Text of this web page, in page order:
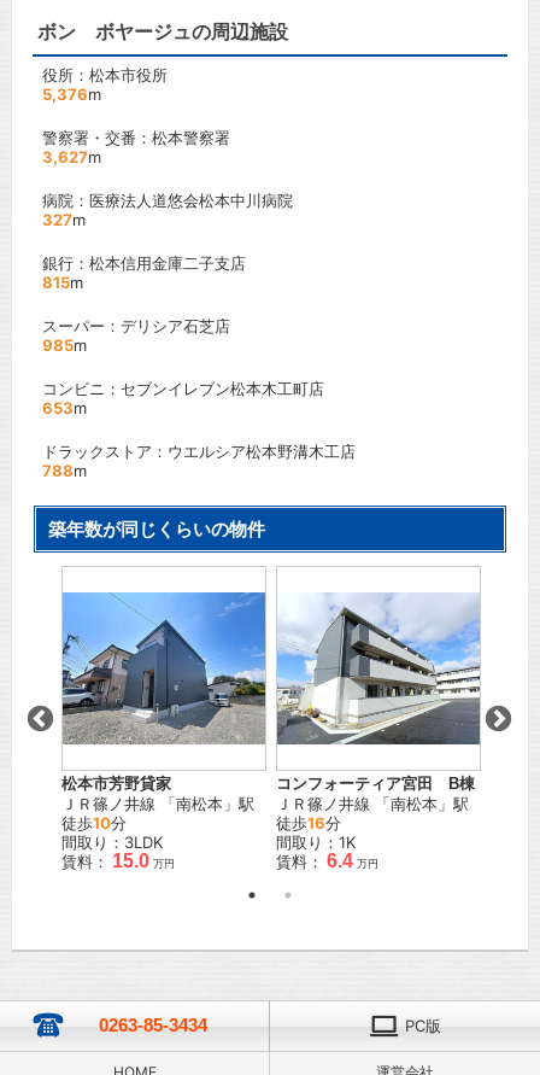
ボン ボヤージュの周辺施設
役所：松本市役所
5,376m
警察署・交番：松本警察署
3,627m
病院：医療法人道悠会松本中川病院
327m
銀行：松本信用金庫二子支店
815m
スーパー：デリシア石芝店
985m
コンビニ：セブンイレブン松本木工町店
653m
ドラックストア：ウエルシア松本野溝木工店
788m
築年数が同じくらいの物件
松本市芳野貸家
ＪＲ篠ノ井線 「南松本 」駅
徒歩10分
間取り：3LDK
賃料： 15.0 万円
コンフォーティア宮田 B棟
ＪＲ篠ノ井線 「南松本 」駅
徒歩16分
間取り：1K
賃料： 6.4 万円
0263-85-3434 PC版